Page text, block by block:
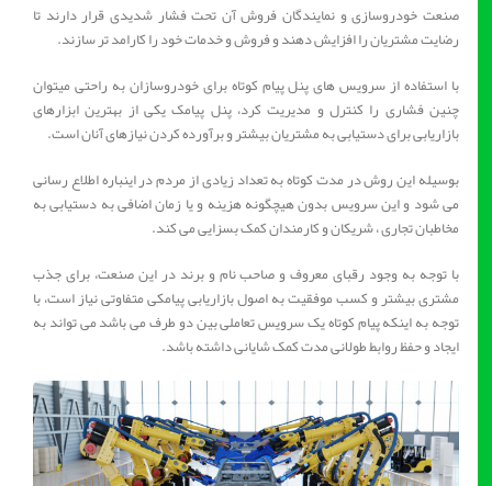
صنعت خودروسازی و نمایندگان فروش آن تحت فشار شدیدی قرار دارند تا
رضایت مشتریان را افزایش دهند و فروش و خدمات خود را کارامد تر سازند.
با استفاده از سرویس های پنل پیام کوتاه برای خودروسازان به راحتی میتوان
چنین فشاری را کنترل و مدیریت کرد، پنل پیامک یکی از بهترین ابزارهای
بازاریابی برای دستیابی به مشتریان بیشتر و برآورده کردن نیازهای آنان است.
بوسیله این روش در مدت کوتاه به تعداد زیادی از مردم در اینباره اطلاع رسانی
می شود و این سرویس بدون هیچگونه هزینه و یا زمان اضافی به دستیابی به
مخاطبان تجاری ، شریکان و کارمندان کمک بسزایی می کند.
با توجه به وجود رقبای معروف و صاحب نام و برند در این صنعت، برای جذب
مشتری بیشتر و کسب موفقیت به اصول بازاریابی پیامکی متفاوتی نیاز است،‌ با
توجه به اینکه پیام کوتاه یک سرویس تعاملی بین دو طرف می باشد می تواند به
ایجاد و حفظ روابط طولانی مدت کمک شایانی داشته باشد.